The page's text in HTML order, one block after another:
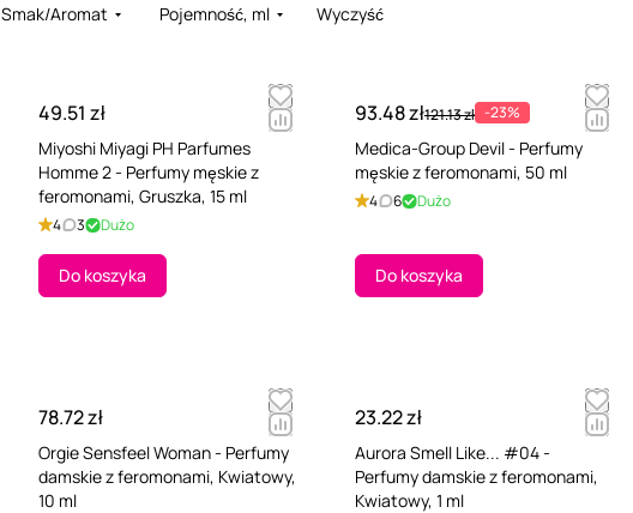
Smak/Aromat Pojemność, ml Wyczyść
49.51 zł
Miyoshi Miyagi PH Parfumes
Homme 2 - Perfumy męskie z
feromonami, Gruszka, 15 ml
4 3 Dużo
Do koszyka
93.48 zł121.13 zł -23%
Medica-Group Devil - Perfumy
męskie z feromonami, 50 ml
4 6 Dużo
Do koszyka
78.72 zł
Orgie Sensfeel Woman - Perfumy
damskie z feromonami, Kwiatowy,
10 ml
23.22 zł
Aurora Smell Like... #04 -
Perfumy damskie z feromonami,
Kwiatowy, 1 ml